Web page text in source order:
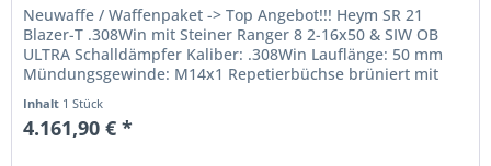
Neuwaffe / Waffenpaket -> Top Angebot!!! Heym SR 21
Blazer-T .308Win mit Steiner Ranger 8 2-16x50 & SIW OB
ULTRA Schalldämpfer Kaliber: .308Win Lauflänge: 50 mm
Mündungsgewinde: M14x1 Repetierbüchse brüniert mit
Inhalt 1 Stück
4.161,90 € *